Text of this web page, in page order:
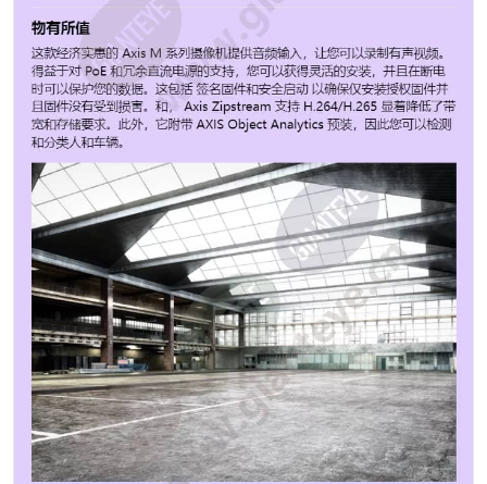
Zipstream 是 H.264 基线，高，主要 H.265 是 Motion
JPEG 是 音频支持 是 PoE等级 3 签名操作系统 是 安全启
动 是 本地存储（内存卡插槽） 是 工作温度 -20至50°C
室外准备就绪 是 防破坏等级 IK10 防护等级 IP66 专为重
新上漆而设计 是 可持续性 不含 PVC 功率（最大） 6.6 W
功率（平均） 4.4 W 直流输入电压 10-28 V